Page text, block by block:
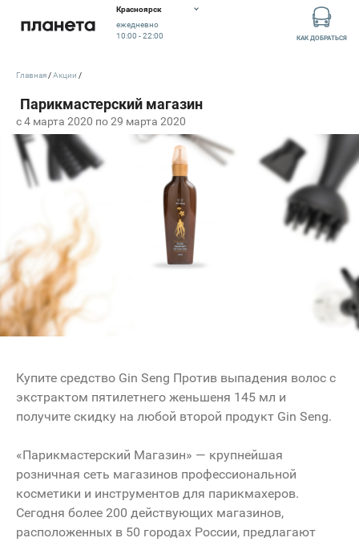
Красноярск
ежедневно
10:00 - 22:00
КАК ДОБРАТЬСЯ
c 4 марта 2020 по 29 марта 2020
Главная Акции
Купите средство Gin Seng Против выпадения волос с
экстрактом пятилетнего женьшеня 145 мл и
получите скидку на любой второй продукт Gin Seng.
«Парикмастерский Магазин» — крупнейшая
розничная сеть магазинов профессиональной
косметики и инструментов для парикмахеров.
Сегодня более 200 действующих магазинов,
расположенных в 50 городах России, предлагают